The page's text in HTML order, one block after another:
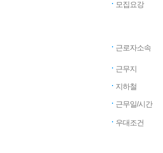
모집요강
근로자소속
근무지
지하철
근무일/시간
우대조건